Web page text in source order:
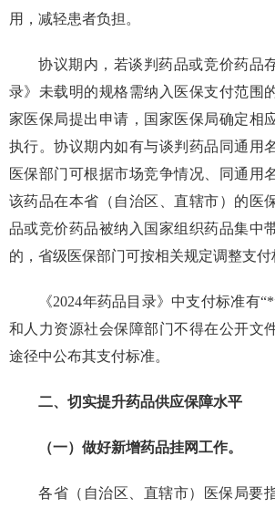
用，减轻患者负担。
协议期内，若谈判药品或竞价药品
录》未载明的规格需纳入医保支付范围
家医保局提出申请，国家医保局确定相
执行。协议期内如有与谈判药品同通用
医保部门可根据市场竞争情况、同通用
该药品在本省（自治区、直辖市）的医
品或竞价药品被纳入国家组织药品集中
的，省级医保部门可按相关规定调整支付
《2024年药品目录》中支付标准有
和人力资源社会保障部门不得在公开文
途径中公布其支付标准。
二、切实提升药品供应保障水平
（一）做好新增药品挂网工作。
各省（自治区、直辖市）医保局要